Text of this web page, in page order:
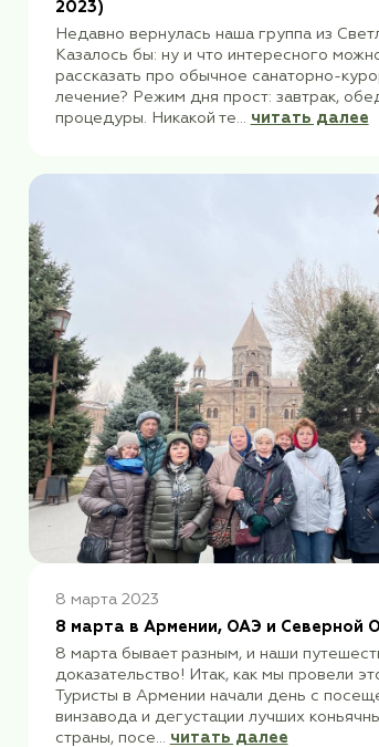
сохранить равновесие, ты
(Альберт Эйнштейн) Десять
движении сохранили
числе! Не уверена...читать
23 октября - 2 ноября 2023